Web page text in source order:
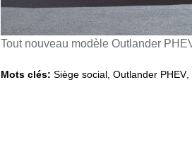
Tout nouveau modèle Outlander
Mots clés:Siège social ,Outlander PHEV,